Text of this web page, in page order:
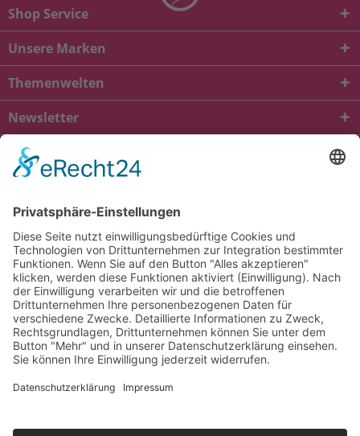
Shop Service
Unsere Marken
Themenwelten
Newsletter
* Alle Preise inkl. gesetzl. Mehrwertsteuer zzgl.
und ggf.
Nachnahmegebühren, wenn nicht anders beschrieben
viba.de
4.90von5.00bei1685
Kontakt Versandkosten und Lieferung
Zahlungsarten
FAQ – Häufig gestellte Fragen
Mein Konto
Allgemeine Geschäftsbedingungen
Datenschutz
Impressum
Barrierefreiheit
Cookie-Einstellungen
Widerrufsbelehrung
Vertrag widerrufen